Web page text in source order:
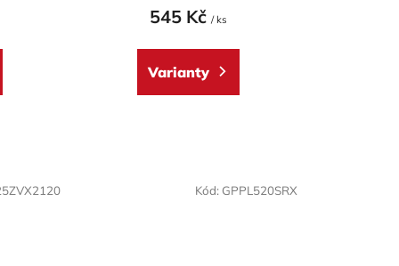
545 Kč/ ks
Varianty
Kód: GPPL520SRX